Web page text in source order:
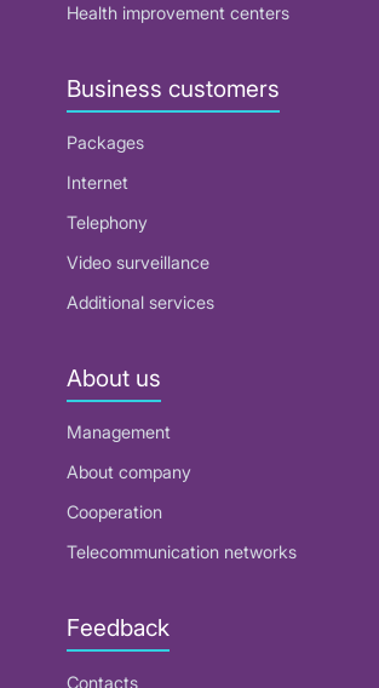
Health improvement centers
Business customers
Packages
Internet
Telephony
Video surveillance
Additional services
About us
Management
About company
Cooperation
Telecommunication networks
Feedback
Contacts